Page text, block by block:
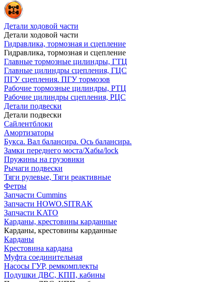
Детали ходовой части
Детали ходовой части
Гидравлика, тормозная и сцепление
Гидравлика, тормозная и сцепление
Главные тормозные цилиндры, ГТЦ
Главные цилиндры сцепления, ГЦС
ПГУ сцепления. ПГУ тормозов
Рабочие тормозные цилиндры, РТЦ
Рабочие цилиндры сцепления, РЦС
Детали подвески
Детали подвески
Cайлентблоки
Амортизаторы
Букса. Вал балансира. Ось балансира.
Замки переднего моста/Хабы/lock
Пружины на грузовики
Рычаги подвески
Тяги рулевые, Тяги реактивные
Фетры
Запчасти Cummins
Запчасти HOWO.SITRAK
Запчасти KATO
Карданы, крестовины карданные
Карданы, крестовины карданные
Карданы
Крестовина кардана
Муфта соединительная
Насосы ГУР, ремкомплекты
Подушки ДВС, КПП, кабины